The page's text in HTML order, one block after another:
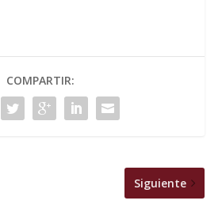
COMPARTIR:
Siguiente